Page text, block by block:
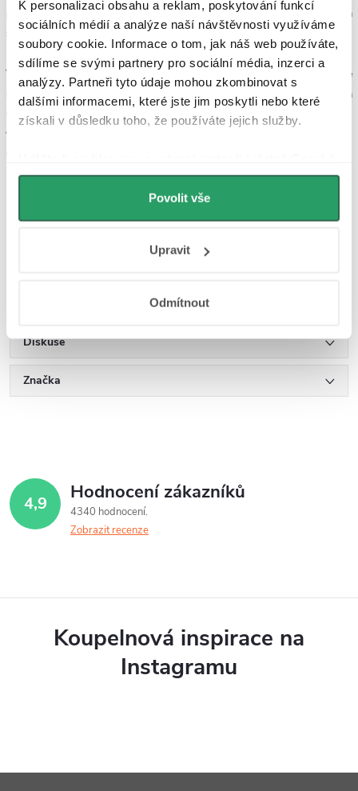
K personalizaci obsahu a reklam, poskytování funkcí
sociálních médií a analýze naší návštěvnosti využíváme
soubory cookie. Informace o tom, jak náš web používáte,
sdílíme se svými partnery pro sociální média, inzerci a
analýzy. Partneři tyto údaje mohou zkombinovat s
dalšími informacemi, které jste jim poskytli nebo které
získali v důsledku toho, že používáte jejich služby.
můžeme používat cookies pro analytiku a
personalizovanou reklamu. Jak Google zpracovává
osobní údaje najdete na stránkách
Povolit vše
Upravit
Odmítnout
průtok vody, aniž by to ovlivnilo komfort mytí rukou. To pomáhá
snižovat spotřebu vody a přispívá k udržitelnosti celé baterie.
Výběr umyvadlové baterie by měl být proveden s ohledem na vaše
individuální potřeby a designové preference. Bez ohledu na to, zda
upřednostňujete klasiku nebo modernu, stojací nebo podomítkovou
variantu, vždy je důležité dbát na kvalitu a spolehlivost, kterou
Diskuse
Značka
4,9 Hodnocení zákazníků
4340 hodnocení
Zobrazit recenze
Koupelnová inspirace na
Instagramu